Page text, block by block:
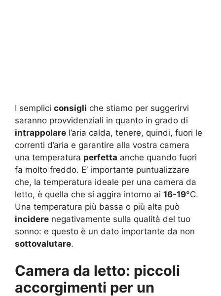
I semplici consigli che stiamo per suggerirvi
saranno provvidenziali in quanto in grado di
intrappolare l’aria calda, tenere, quindi, fuori le
correnti d’aria e garantire alla vostra camera
una temperatura perfetta anche quando fuori
fa molto freddo. E’ importante puntualizzare
che, la temperatura ideale per una camera da
letto, è quella che si aggira intorno ai 16-19°C.
Una temperatura più bassa o più alta può
incidere negativamente sulla qualità del tuo
sonno: e questo è un dato importante da non
sottovalutare.
Camera da letto: piccoli
accorgimenti per un